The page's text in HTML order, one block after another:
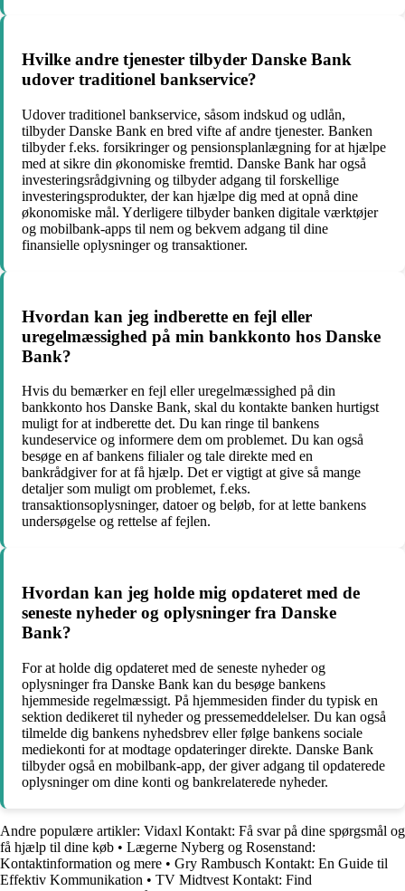
Hvilke andre tjenester tilbyder Danske Bank
udover traditionel bankservice?
Udover traditionel bankservice, såsom indskud og udlån,
tilbyder Danske Bank en bred vifte af andre tjenester. Banken
tilbyder f.eks. forsikringer og pensionsplanlægning for at hjælpe
med at sikre din økonomiske fremtid. Danske Bank har også
investeringsrådgivning og tilbyder adgang til forskellige
investeringsprodukter, der kan hjælpe dig med at opnå dine
økonomiske mål. Yderligere tilbyder banken digitale værktøjer
og mobilbank-apps til nem og bekvem adgang til dine
finansielle oplysninger og transaktioner.
Hvordan kan jeg indberette en fejl eller
uregelmæssighed på min bankkonto hos Danske
Bank?
Hvis du bemærker en fejl eller uregelmæssighed på din
bankkonto hos Danske Bank, skal du kontakte banken hurtigst
muligt for at indberette det. Du kan ringe til bankens
kundeservice og informere dem om problemet. Du kan også
besøge en af ​​bankens filialer og tale direkte med en
bankrådgiver for at få hjælp. Det er vigtigt at give så mange
detaljer som muligt om problemet, f.eks.
transaktionsoplysninger, datoer og beløb, for at lette bankens
undersøgelse og rettelse af fejlen.
Hvordan kan jeg holde mig opdateret med de
seneste nyheder og oplysninger fra Danske
Bank?
For at holde dig opdateret med de seneste nyheder og
oplysninger fra Danske Bank kan du besøge bankens
hjemmeside regelmæssigt. På hjemmesiden finder du typisk en
sektion dedikeret til nyheder og pressemeddelelser. Du kan også
tilmelde dig bankens nyhedsbrev eller følge bankens sociale
mediekonti for at modtage opdateringer direkte. Danske Bank
tilbyder også en mobilbank-app, der giver adgang til opdaterede
oplysninger om dine konti og bankrelaterede nyheder.
Andre populære artikler: Vidaxl Kontakt: Få svar på dine spørgsmål og
få hjælp til dine køb • Lægerne Nyberg og Rosenstand:
Kontaktinformation og mere • Gry Rambusch Kontakt: En Guide til
Effektiv Kommunikation • TV Midtvest Kontakt: Find